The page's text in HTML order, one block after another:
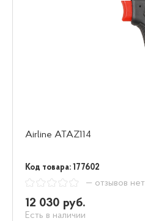
Airline ATAZ114
Код товара: 177602
— отзывов нет
12 030 руб.
Есть в наличии